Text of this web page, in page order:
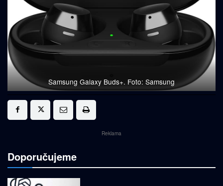
Samsung Galaxy Buds+. Foto: Samsung
Reklama
Doporučujeme